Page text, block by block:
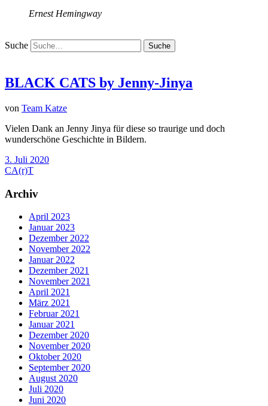
Ernest Hemingway
Suche
BLACK CATS by Jenny-Jinya
von Team Katze
Vielen Dank an Jenny Jinya für diese so traurige und doch
wunderschöne Geschichte in Bildern.
3. Juli 2020
CA(r)T
Archiv
April 2023
Januar 2023
Dezember 2022
November 2022
Januar 2022
Dezember 2021
November 2021
April 2021
März 2021
Februar 2021
Januar 2021
Dezember 2020
November 2020
Oktober 2020
September 2020
August 2020
Juli 2020
Juni 2020